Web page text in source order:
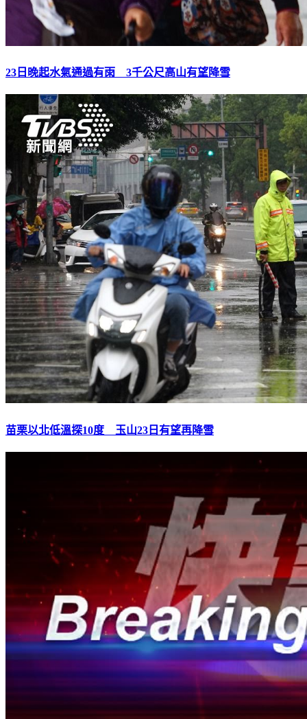
23日晚起水氣通過有雨 3千公尺高山有望降雪
苗栗以北低溫探10度 玉山23日有望再降雪